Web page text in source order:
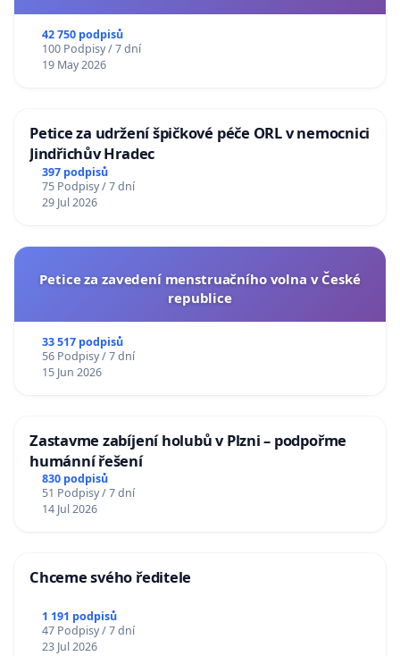
42 750 podpisů
100 Podpisy / 7 dní
19 May 2026
Petice za udržení špičkové péče ORL v nemocnici
Jindřichův Hradec
397 podpisů
75 Podpisy / 7 dní
29 Jul 2026
Petice za zavedení menstruačního volna v České
republice
33 517 podpisů
56 Podpisy / 7 dní
15 Jun 2026
Zastavme zabíjení holubů v Plzni – podpořme
humánní řešení
830 podpisů
51 Podpisy / 7 dní
14 Jul 2026
Chceme svého ředitele
1 191 podpisů
47 Podpisy / 7 dní
23 Jul 2026